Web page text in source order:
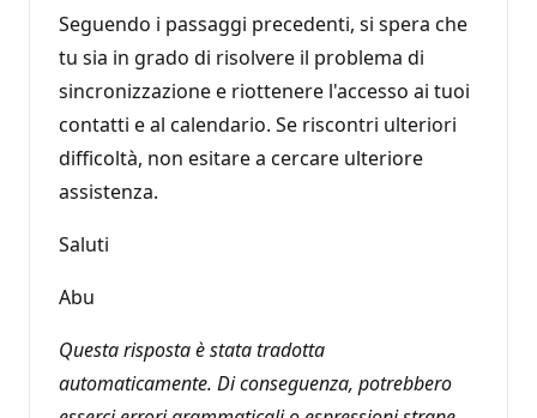
Seguendo i passaggi precedenti, si spera che
tu sia in grado di risolvere il problema di
sincronizzazione e riottenere l'accesso ai tuoi
contatti e al calendario. Se riscontri ulteriori
difficoltà, non esitare a cercare ulteriore
assistenza.
Saluti
Abu
Questa risposta è stata tradotta
automaticamente. Di conseguenza, potrebbero